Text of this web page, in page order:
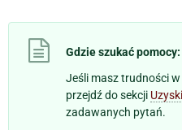
Gdzie szukać pomocy:
Jeśli masz trudności
przejdź do sekcji
zadawanych pytań.